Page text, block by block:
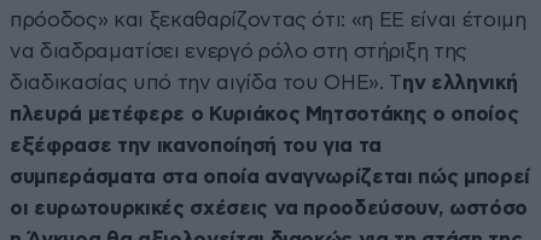
πρόοδος» και ξεκαθαρίζοντας ότι: «η ΕΕ είναι έτοιμη
να διαδραματίσει ενεργό ρόλο στη στήριξη της
διαδικασίας υπό την αιγίδα του ΟΗΕ». Την ελληνική
πλευρά μετέφερε ο Κυριάκος Μητσοτάκης ο οποίος
εξέφρασε την ικανοποίησή του για τα
συμπεράσματα στα οποία αναγνωρίζεται πώς μπορεί
οι ευρωτουρκικές σχέσεις να προοδεύσουν, ωστόσο